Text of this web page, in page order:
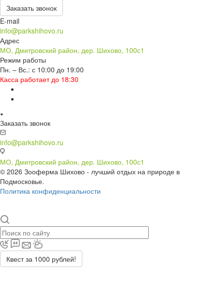
Заказать звонок
E-mail
info@parkshihovo.ru
Адрес
МО, Дмитровский район, дер. Шихово, 100с1
Режим работы
Пн. – Вс.: с 10:00 до 19:00
Касса работает до 18:30
Заказать звонок
info@parkshihovo.ru
МО, Дмитровский район, дер. Шихово, 100с1
© 2026 Зооферма Шихово - лучший отдых на природе в
Подмосковье.
Политика конфиденциальности
Квест за 1000 рублей!